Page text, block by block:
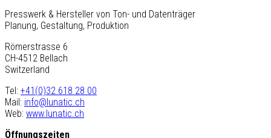
Presswerk & Hersteller von Ton- und Datenträger
Planung, Gestaltung, Produktion
Römerstrasse 6
CH-4512 Bellach
Switzerland
Tel: +41(0)32 618 28 00
Mail: info@lunatic.ch
Web: www.lunatic.ch
Öffnungszeiten